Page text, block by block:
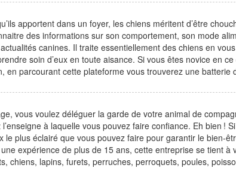
apportent dans un foyer, les chiens méritent d’être
des informations sur son comportement, son mode
canines. Il traite essentiellement des chiens en vous
soin d’eux en toute aisance. Si vous êtes novice en ce
en parcourant cette plateforme vous trouverez une batterie
vous voulez déléguer la garde de votre animal de
à laquelle vous pouvez faire confiance. Eh bien !
plus éclairé que vous pouvez faire pour garantir le bien-
expérience de plus de 15 ans, cette entreprise se tient à
chiens, lapins, furets, perruches, perroquets, poules,